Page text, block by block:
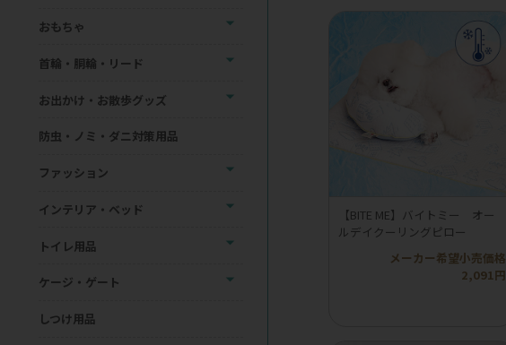
【BITE ME】バイトミー オー
ルデイクーリングピロー
メーカー希望小売価格
2,091円
おもちゃ
首輪・胴輪・リード
お出かけ・お散歩グッズ
防虫・ノミ・ダニ対策用品
ファッション
インテリア・ベッド
トイレ用品
ケージ・ゲート
しつけ用品